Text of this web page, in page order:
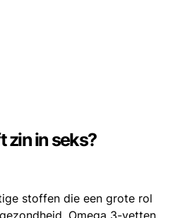
zin in seks?
stoffen die een grote rol